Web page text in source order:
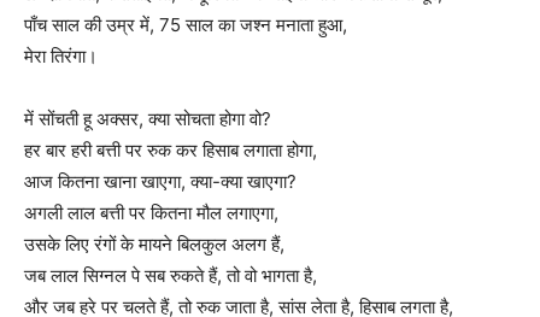
पाँच साल की उम्र में, 75 साल का जश्न मनाता हुआ,
मेरा तिरंगा।
में सोंचती हू अक्सर, क्या सोचता होगा वो?
हर बार हरी बत्ती पर रुक कर हिसाब लगाता होगा,
आज कितना खाना खाएगा, क्या-क्या खाएगा?
अगली लाल बत्ती पर कितना मौल लगाएगा,
उसके लिए रंगों के मायने बिलकुल अलग हैं,
जब लाल सिग्नल पे सब रुकते हैं, तो वो भागता है,
और जब हरे पर चलते हैं, तो रुक जाता है, सांस लेता है, हिसाब लगता है,